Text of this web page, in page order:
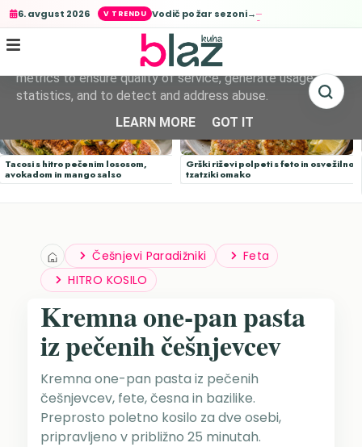
6. avgust 2026 Vodič po žar sezoni→
Tacosi s hitro pečenim lososom,
avokadom in mango salso
Grški riževi polpeti s feto in osvežilno
tzatziki omako
Češnjevi Paradižniki
Feta
HITRO KOSILO
Kremna one-pan pasta
iz pečenih češnjevcev
Kremna one-pan pasta iz pečenih
češnjevcev, fete, česna in bazilike.
Preprosto poletno kosilo za dve osebi,
pripravljeno v približno 25 minutah.
This site uses cookies from Google to deliver its services
and to analyze traffic. Your IP address and user-agent are
shared with Google along with performance and security
metrics to ensure quality of service, generate usage
statistics, and to detect and address abuse.
LEARN MORE
GOT IT